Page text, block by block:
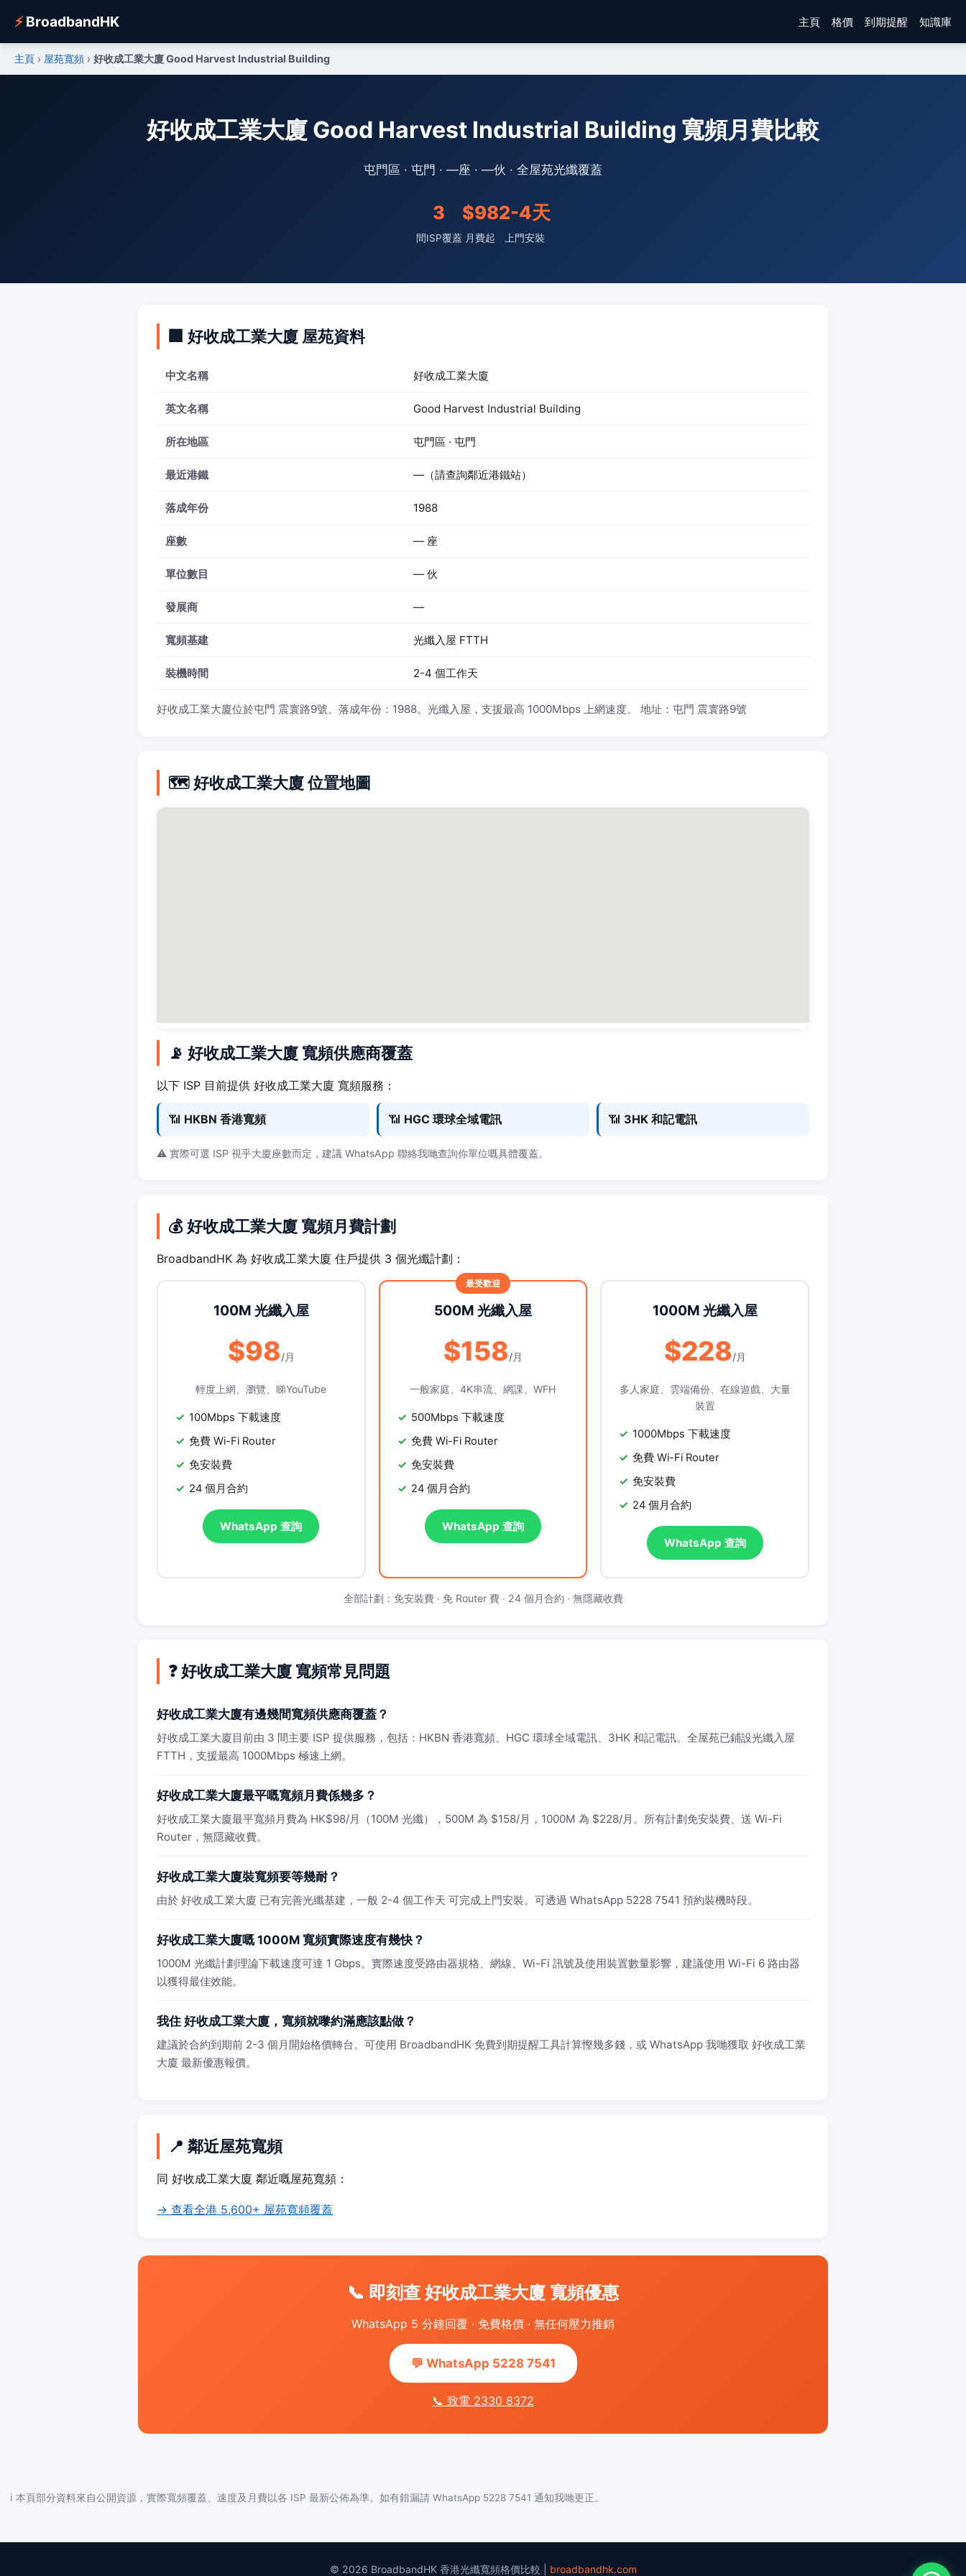
⚡BroadbandHK 主頁 格價 到期提醒 知識庫
主頁 › 屋苑寬頻 › 好收成工業大廈 Good Harvest Industrial Building
好收成工業大廈 Good Harvest Industrial Building 寬頻月費比較
屯門區 · 屯門 · —座 · —伙 · 全屋苑光纖覆蓋
3
間ISP覆蓋
$98
月費起
2-4天
上門安裝
🏢 好收成工業大廈 屋苑資料
中文名稱 好收成工業大廈
英文名稱 Good Harvest Industrial Building
所在地區 屯門區 · 屯門
最近港鐵 —（請查詢鄰近港鐵站）
落成年份 1988
座數 — 座
單位數目 — 伙
發展商 —
寬頻基建 光纖入屋 FTTH
裝機時間 2-4 個工作天
好收成工業大廈位於屯門 震寰路9號。落成年份：1988。光纖入屋，支援最高 1000Mbps 上網速度。 地址：屯門 震寰路9號
🗺️ 好收成工業大廈 位置地圖
📡 好收成工業大廈 寬頻供應商覆蓋
以下 ISP 目前提供 好收成工業大廈 寬頻服務：
📶 HKBN 香港寬頻 📶 HGC 環球全域電訊 📶 3HK 和記電訊
⚠️ 實際可選 ISP 視乎大廈座數而定，建議 WhatsApp 聯絡我哋查詢你單位嘅具體覆蓋。
💰 好收成工業大廈 寬頻月費計劃
BroadbandHK 為 好收成工業大廈 住戶提供 3 個光纖計劃：
100M 光纖入屋
$98/月
輕度上網、瀏覽、睇YouTube
100Mbps 下載速度
免費 Wi-Fi Router
免安裝費
24 個月合約
WhatsApp 查詢
500M 光纖入屋
$158/月
一般家庭、4K串流、網課、WFH
500Mbps 下載速度
免費 Wi-Fi Router
免安裝費
24 個月合約
WhatsApp 查詢
1000M 光纖入屋
$228/月
多人家庭、雲端備份、在線遊戲、大量
裝置
1000Mbps 下載速度
免費 Wi-Fi Router
免安裝費
24 個月合約
WhatsApp 查詢
全部計劃：免安裝費 · 免 Router 費 · 24 個月合約 · 無隱藏收費
❓ 好收成工業大廈 寬頻常見問題
好收成工業大廈有邊幾間寬頻供應商覆蓋？
好收成工業大廈目前由 3 間主要 ISP 提供服務，包括：HKBN 香港寬頻、HGC 環球全域電訊、3HK 和記電訊。全屋苑已鋪設光纖入屋
FTTH，支援最高 1000Mbps 極速上網。
好收成工業大廈最平嘅寬頻月費係幾多？
好收成工業大廈最平寬頻月費為 HK$98/月（100M 光纖），500M 為 $158/月，1000M 為 $228/月。所有計劃免安裝費、送 Wi-Fi
Router，無隱藏收費。
好收成工業大廈裝寬頻要等幾耐？
由於 好收成工業大廈 已有完善光纖基建，一般 2-4 個工作天 可完成上門安裝。可透過 WhatsApp 5228 7541 預約裝機時段。
好收成工業大廈嘅 1000M 寬頻實際速度有幾快？
1000M 光纖計劃理論下載速度可達 1 Gbps。實際速度受路由器規格、網線、Wi-Fi 訊號及使用裝置數量影響，建議使用 Wi-Fi 6 路由器
以獲得最佳效能。
我住 好收成工業大廈，寬頻就嚟約滿應該點做？
建議於合約到期前 2-3 個月開始格價轉台。可使用 BroadbandHK 免費到期提醒工具計算慳幾多錢，或 WhatsApp 我哋獲取 好收成工業
大廈 最新優惠報價。
📍 鄰近屋苑寬頻
同 好收成工業大廈 鄰近嘅屋苑寬頻：
→ 查看全港 5,600+ 屋苑寬頻覆蓋
📞 即刻查 好收成工業大廈 寬頻優惠
WhatsApp 5 分鐘回覆 · 免費格價 · 無任何壓力推銷
💬 WhatsApp 5228 7541
📞 致電 2330 8372
ℹ️ 本頁部分資料來自公開資源，實際寬頻覆蓋、速度及月費以各 ISP 最新公佈為準。如有錯漏請 WhatsApp 5228 7541 通知我哋更正。
© 2026 BroadbandHK 香港光纖寬頻格價比較 | broadbandhk.com